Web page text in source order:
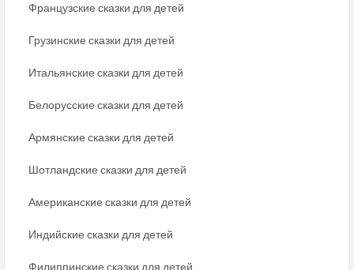
Французские сказки для детей
Грузинские сказки для детей
Итальянские сказки для детей
Белорусские сказки для детей
Армянские сказки для детей
Шотландские сказки для детей
Американские сказки для детей
Индийские сказки для детей
Филиппинские сказки для детей